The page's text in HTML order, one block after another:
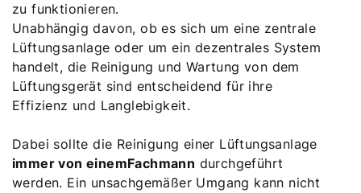
zu funktionieren.
Unabhängig davon, ob es sich um eine zentrale
Lüftungsanlage oder um ein dezentrales System
handelt, die Reinigung und Wartung von dem
Lüftungsgerät sind entscheidend für ihre
Effizienz und Langlebigkeit.
Dabei sollte die Reinigung einer Lüftungsanlage
immer von einemFachmann durchgeführt
werden. Ein unsachgemäßer Umgang kann nicht